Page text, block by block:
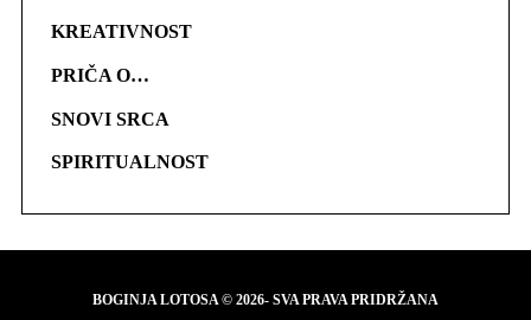
KREATIVNOST
PRIČA O…
SNOVI SRCA
SPIRITUALNOST
BOGINJA LOTOSA © 2026- SVA PRAVA PRIDRŽANA